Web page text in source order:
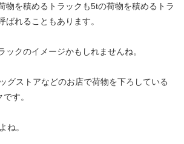
物を積めるトラックも5tの荷物を積めるトラ
ばれることもあります。
ックのイメージかもしれませんね。
グストアなどのお店で荷物を下ろしている
す。
ね。